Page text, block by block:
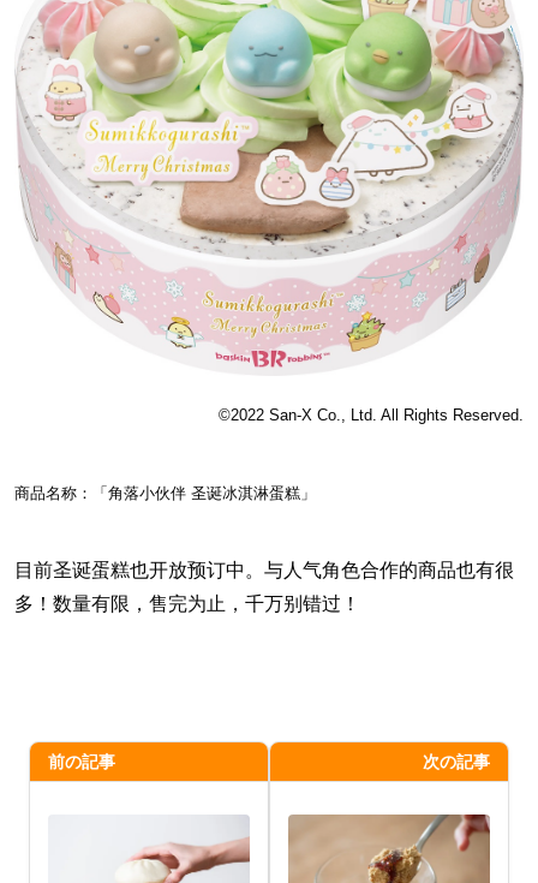
©️2022 San-X Co., Ltd. All Rights Reserved.
商品名称：「角落小伙伴 圣诞冰淇淋蛋糕」
目前圣诞蛋糕也开放预订中。与人气角色合作的商品也有很
多！数量有限，售完为止，千万别错过！
前の記事 次の記事